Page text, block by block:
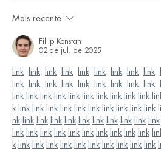
150 Indicações
registradas perante o
Mais recente
Fillip Konstan
02 de jul. de 2025
link link link link link link link link link
link
link link link link link link link link
link link link link link link link link link link
k link link link link link link link link link link
nk link link link link link link link link link link
link link link link link link link link link link
k link link link link link link link link link link